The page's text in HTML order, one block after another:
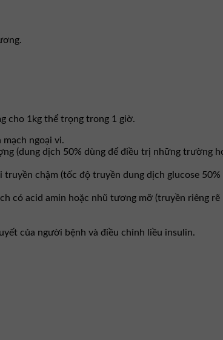
cho 1kg thể trọng trong 1 giờ.
ngoại vi.
(dung dịch 50% dùng để điều trị những trường
chậm (tốc độ truyền dung dịch glucose
acid amin hoặc nhũ tương mỡ (truyền riêng rẽ
của người bệnh và điều chỉnh liều insulin.